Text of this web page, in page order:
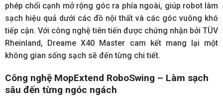
phép chổi cạnh mở rộng góc ra phía ngoài, giúp robot làm
sạch hiệu quả dưới các đồ nội thất và các góc vuông khó
tiếp cận. Với công nghệ tiên tiến được chứng nhận bởi TÜV
Rheinland, Dreame X40 Master cam kết mang lại một
không gian sống sạch sẽ đến từng chi tiết.
Công nghệ MopExtend RoboSwing – Làm sạch
sâu đến từng ngóc ngách